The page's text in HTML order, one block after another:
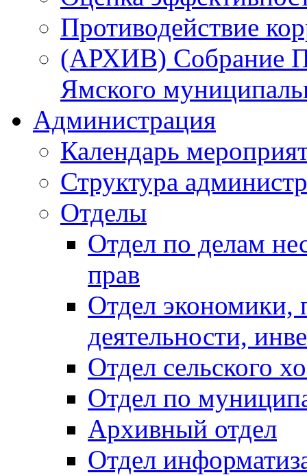
Противодействие
(АРХИВ) Собрание
Ямского
Администрация
Календарь
Структура
Отделы
Отдел по делам
прав
Отдел экономики,
деятельности,
Отдел сельского
Отдел по
Архивный отдел
Отдел